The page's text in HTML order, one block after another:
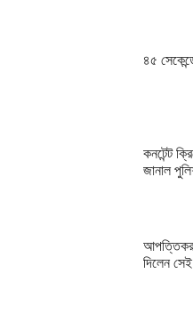
৪৫
কনটেন্ট
জানাল
আপত্তিকর
দিলেন